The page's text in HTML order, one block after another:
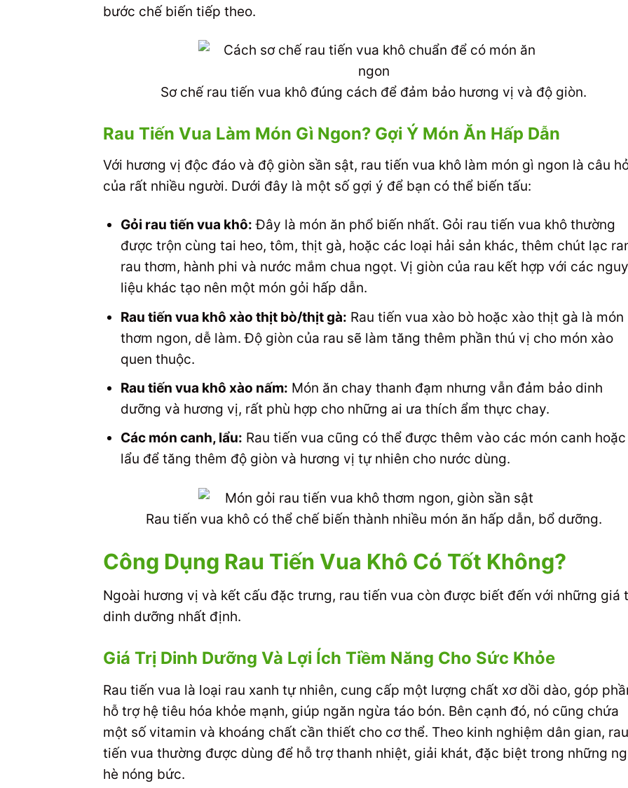
bước chế biến tiếp theo.
Sơ chế rau tiến vua khô đúng cách để đảm bảo hương vị và độ giòn.
Rau Tiến Vua Làm Món Gì Ngon? Gợi Ý Món Ăn Hấp Dẫn
Với hương vị độc đáo và độ giòn sần sật, rau tiến vua khô làm món gì ngon là câu
của rất nhiều người. Dưới đây là một số gợi ý để bạn có thể biến tấu:
Gỏi rau tiến vua khô: Đây là món ăn phổ biến nhất. Gỏi rau tiến vua khô thường
được trộn cùng tai heo, tôm, thịt gà, hoặc các loại hải sản khác, thêm chút lạc
rau thơm, hành phi và nước mắm chua ngọt. Vị giòn của rau kết hợp với các
liệu khác tạo nên một món gỏi hấp dẫn.
Rau tiến vua khô xào thịt bò/thịt gà: Rau tiến vua xào bò hoặc xào thịt gà là món
thơm ngon, dễ làm. Độ giòn của rau sẽ làm tăng thêm phần thú vị cho món xào
quen thuộc.
Rau tiến vua khô xào nấm: Món ăn chay thanh đạm nhưng vẫn đảm bảo dinh
dưỡng và hương vị, rất phù hợp cho những ai ưa thích ẩm thực chay.
Các món canh, lẩu: Rau tiến vua cũng có thể được thêm vào các món canh hoặc
lẩu để tăng thêm độ giòn và hương vị tự nhiên cho nước dùng.
Rau tiến vua khô có thể chế biến thành nhiều món ăn hấp dẫn, bổ dưỡng.
Công Dụng Rau Tiến Vua Khô Có Tốt Không?
Ngoài hương vị và kết cấu đặc trưng, rau tiến vua còn được biết đến với những giá
dinh dưỡng nhất định.
Giá Trị Dinh Dưỡng Và Lợi Ích Tiềm Năng Cho Sức Khỏe
Rau tiến vua là loại rau xanh tự nhiên, cung cấp một lượng chất xơ dồi dào, góp
hỗ trợ hệ tiêu hóa khỏe mạnh, giúp ngăn ngừa táo bón. Bên cạnh đó, nó cũng chứa
một số vitamin và khoáng chất cần thiết cho cơ thể. Theo kinh nghiệm dân gian, rau
tiến vua thường được dùng để hỗ trợ thanh nhiệt, giải khát, đặc biệt trong những
hè nóng bức.